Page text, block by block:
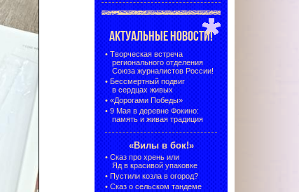
АКТУАЛЬНЫЕ НОВОСТИ!
• Творческая встреча
регионального отделения
Союза журналистов России!
• Бессмертный подвиг
в сердцах живых
• «Дорогами Победы»
• 9 Мая в деревне Фокино:
память и живая традиция
«Вилы в бок!»
• Сказ про хрень или
Яд в красивой упаковке
• Пустили козла в огород?
• Сказ о сельском тандеме